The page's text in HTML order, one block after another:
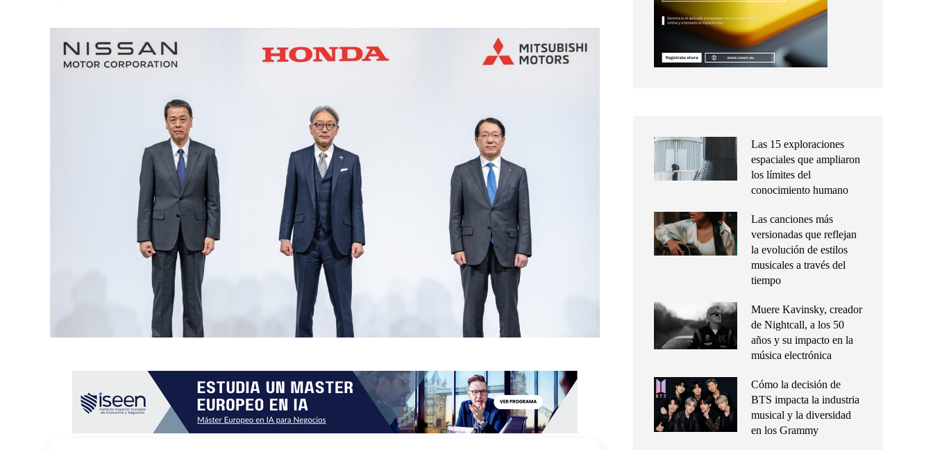
Las 15 exploraciones
espaciales que ampliaron
los límites del
conocimiento humano
Las canciones más
versionadas que reflejan
la evolución de estilos
musicales a través del
tiempo
Muere Kavinsky, creador
de Nightcall, a los 50
años y su impacto en la
música electrónica
Cómo la decisión de
BTS impacta la industria
musical y la diversidad
en los Grammy